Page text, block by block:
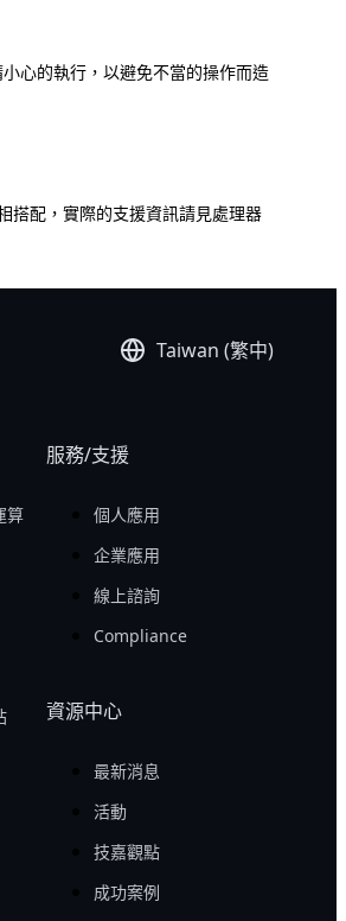
心的執行，以避免不當的操作而造
搭配，實際的支援資訊請見處理器
Taiwan (繁中)
算
服務/支援
個人應用
企業應用
線上諮詢
Compliance
資源中心
最新消息
活動
技嘉觀點
成功案例